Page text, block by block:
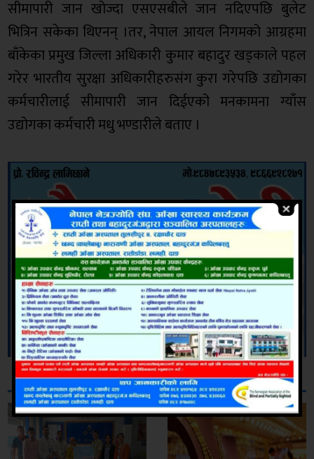
सीमापारी जान खोज्दा एसएसबीले जान नदिएपछि बुलेट
भित्रिन सकेका थिएनन् ।तर, नेपाल आयल निगमको आग्रहमा
बाँकेका प्रमुख जिल्ला अधिकारी कुमार बहादुर खड्काले पहल
गरेर भारतीय सुरक्षा अधिकारीहरुसंग कुरा गरेपछि उद्योगका
कर्मचारीलाई सीमापारी जान दिईएको मनकामना ग्याँस
उद्योगका कर्मचारी मधु भण्डारीले बताए ।
सम्बन्धित